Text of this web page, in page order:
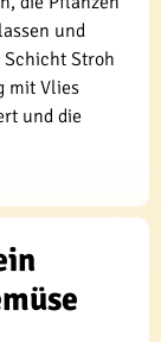
und
Stroh
mit Vlies
und die